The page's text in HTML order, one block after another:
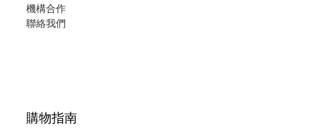
機構合作
聯絡我們
購物指南